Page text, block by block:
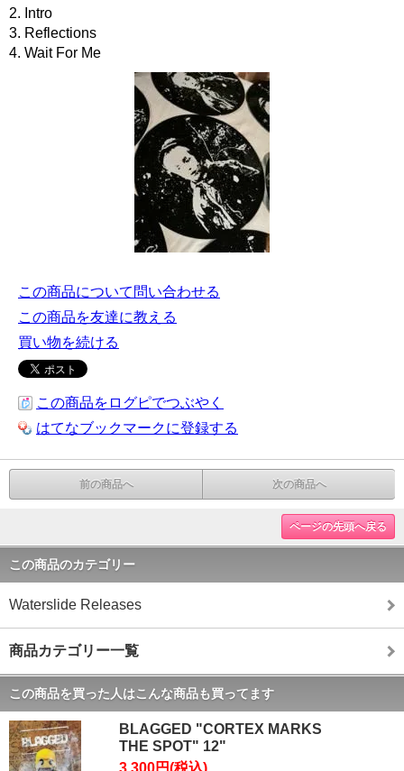
2. Intro
3. Reflections
4. Wait For Me
この商品について問い合わせる
この商品を友達に教える
買い物を続ける
この商品をログピでつぶやく
はてなブックマークに登録する
前の商品へ 次の商品へ
ページの先頭へ戻る
この商品のカテゴリー
Waterslide Releases
商品カテゴリー一覧
この商品を買った人はこんな商品も買ってます
BLAGGED "CORTEX MARKS
THE SPOT" 12"